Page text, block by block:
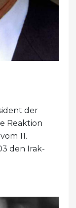
der
Reaktion
11.
den Irak-